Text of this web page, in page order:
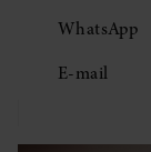
WhatsApp
E-mail